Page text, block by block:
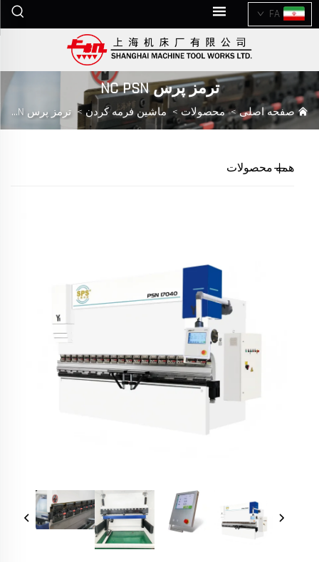
FA
ترمز پرس NC PSN
صفحه اصلی>محصولات >ماشین فرمه کردن> ترمز پرس NC PSN
همه محصولات